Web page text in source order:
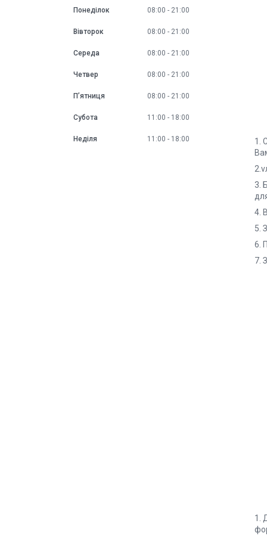
1.
3.
4.
5.
6.
7.
1.
Понеділок 08:00 21:00
Вівторок 08:00 21:00
Середа 08:00 21:00
Четвер 08:00 21:00
Пʼятниця 08:00 21:00
Субота 11:00 18:00
Неділя 11:00 18:00